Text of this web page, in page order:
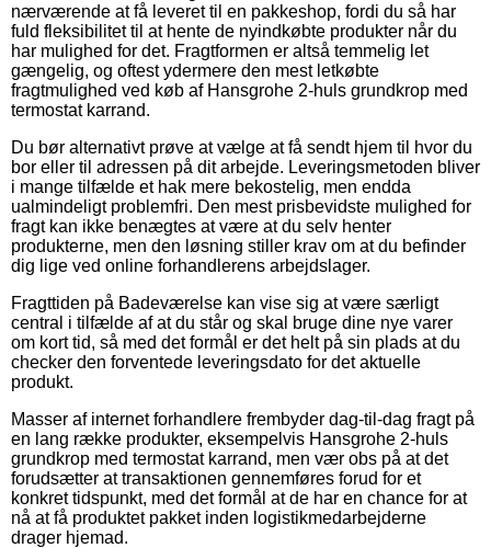
nærværende at få leveret til en pakkeshop, fordi du så har
fuld fleksibilitet til at hente de nyindkøbte produkter når du
har mulighed for det. Fragtformen er altså temmelig let
gængelig, og oftest ydermere den mest letkøbte
fragtmulighed ved køb af Hansgrohe 2-huls grundkrop med
termostat karrand.
Du bør alternativt prøve at vælge at få sendt hjem til hvor du
bor eller til adressen på dit arbejde. Leveringsmetoden bliver
i mange tilfælde et hak mere bekostelig, men endda
ualmindeligt problemfri. Den mest prisbevidste mulighed for
fragt kan ikke benægtes at være at du selv henter
produkterne, men den løsning stiller krav om at du befinder
dig lige ved online forhandlerens arbejdslager.
Fragttiden på Badeværelse kan vise sig at være særligt
central i tilfælde af at du står og skal bruge dine nye varer
om kort tid, så med det formål er det helt på sin plads at du
checker den forventede leveringsdato for det aktuelle
produkt.
Masser af internet forhandlere frembyder dag-til-dag fragt på
en lang række produkter, eksempelvis Hansgrohe 2-huls
grundkrop med termostat karrand, men vær obs på at det
forudsætter at transaktionen gennemføres forud for et
konkret tidspunkt, med det formål at de har en chance for at
nå at få produktet pakket inden logistikmedarbejderne
drager hjemad.